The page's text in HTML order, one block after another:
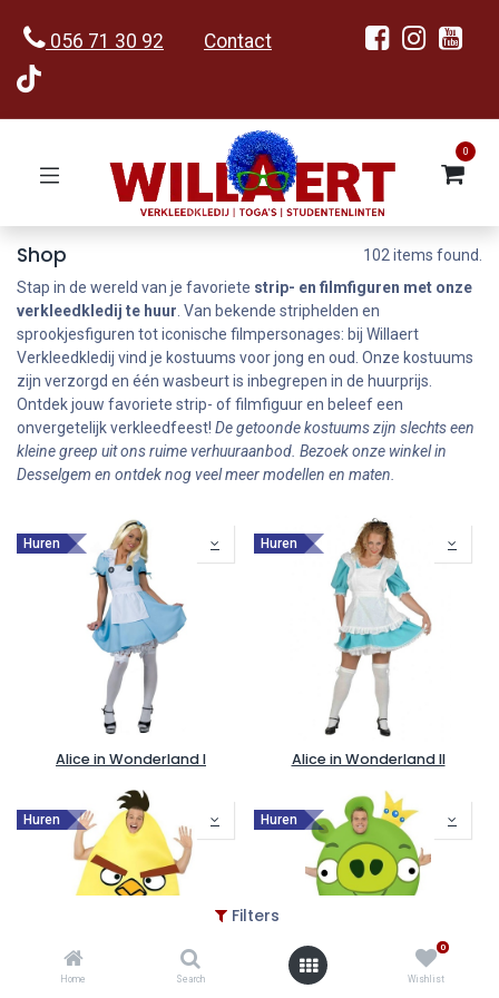
Filters
Home Search
0
Wishlist
056 71 30 92 Contact
0
Shop
102 items found.
Stap in de wereld van je favoriete strip- en filmfiguren met onze
verkleedkledij te huur . Van bekende striphelden en
sprookjesfiguren tot iconische filmpersonages: bij Willaert
Verkleedkledij vind je kostuums voor jong en oud. Onze kostuums
zijn verzorgd en één wasbeurt is inbegrepen in de huurprijs.
Ontdek jouw favoriete strip- of filmfiguur en beleef een
onvergetelijk verkleedfeest! De getoonde kostuums zijn slechts een
kleine greep uit ons ruime verhuuraanbod. Bezoek onze winkel in
Desselgem en ontdek nog veel meer modellen en maten.
Huren
Alice in Wonderland I
Huren
Alice in Wonderland II
Huren Huren